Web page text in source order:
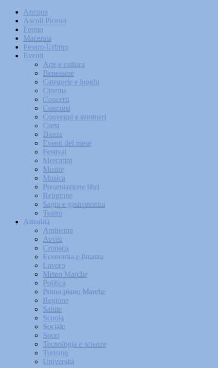
Ancona
Ascoli Piceno
Fermo
Macerata
Pesaro-Urbino
Eventi
Arte e cultura
Benessere
Categorie e luoghi
Cinema
Concerti
Concorsi
Convegni e seminari
Corsi
Danza
Eventi del mese
Festival
Mercatini
Mostre
Musica
Presentazione libri
Religione
Sagra e gastronomia
Teatro
Attualità
Ambiente
Avvisi
Cronaca
Economia e finanza
Lavoro
Meteo Marche
Politica
Primo piano Marche
Regione
Salute
Scuola
Sociale
Sport
Tecnologia e scienze
Turismo
Università